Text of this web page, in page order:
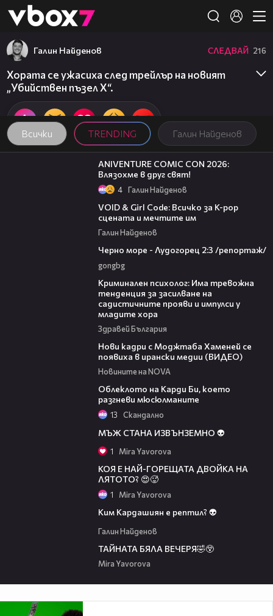
👾
Всички TRENDING Галин Найденов
Галин Найденов СЛЕДВАЙ 216
Хората се ужасиха след трейлър на новият
„Убийствен пъзел X“.
08:16
ANIVENTURE COMIC CON 2026:
Влязохме в друг свят!
4 Галин Найденов
VOID & Girl Code: Всичко за K-pop
сцената и мечтите им
Галин Найденов
Черно море - Лудогорец 2:3 /репортаж/
gongbg
Криминален психолог: Има тревожна
тенденция за засилване на
садистичните прояви и импулси у
младите хора
Здравей България
Нови кадри с Моджтаба Хаменей се
появиха в ирански медии (ВИДЕО)
Новините на NOVA
Облеклото на Карди Би, което
разгневи мюсюлманите
13 Скандално
МЪЖ СТАНА ИЗВЪНЗЕМНО 👽
1 Mira Yavorova
КОЯ Е НАЙ-ГОРЕЩАТА ДВОЙКА НА
ЛЯТОТО? 😍🥵
1 Mira Yavorova
Ким Кардашиян е рептил? 👽
Галин Найденов
ТАЙНАТА БЯЛА ВЕЧЕРЯ🤣😲
Mira Yavorova